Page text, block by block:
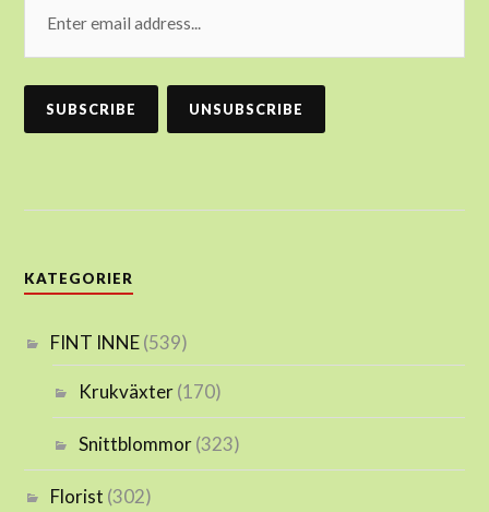
KATEGORIER
FINT INNE(539)
Krukväxter(170)
Snittblommor(323)
Florist (302)